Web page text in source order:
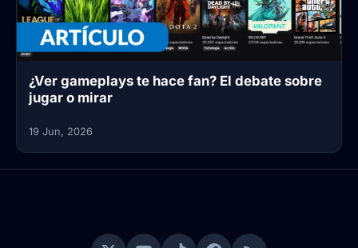
¿Ver gameplays te hace fan? El debate sobre
jugar o mirar
19 Jun, 2026